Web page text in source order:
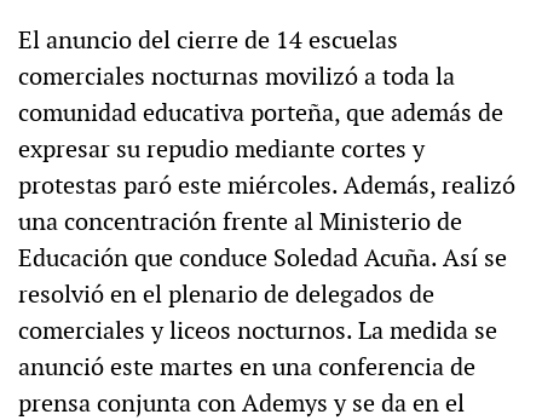
El anuncio del cierre de 14 escuelas
comerciales nocturnas movilizó a toda la
comunidad educativa porteña, que además de
expresar su repudio mediante cortes y
protestas paró este miércoles. Además, realizó
una concentración frente al Ministerio de
Educación que conduce Soledad Acuña. Así se
resolvió en el plenario de delegados de
comerciales y liceos nocturnos. La medida se
anunció este martes en una conferencia de
prensa conjunta con Ademys y se da en el